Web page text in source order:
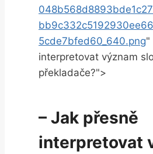
5cde7bfed60_640.png"
interpretovat význam
překladače?">
– Jak přesně
interpretovat